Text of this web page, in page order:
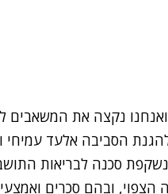
ואנחנו נקצה את המשאבים
הסביבה אלעד עמיחי
סכנה לבריאות
הצפוי, ובהם סכרים